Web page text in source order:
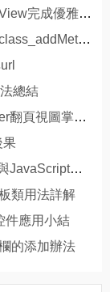
iOS法式開辟之應用PlaceholderImageView完成優雅的圖片加載後果
iOS Runntime 靜態添加類辦法並挪用-class_addMethod
總結
實例講授iOS中的UIPageViewController翻頁視圖掌握器
果
iOS中應用JSPatch框架使Objective-C與JavaScript代碼交互
類用法詳解
件應用小結
的添加辦法